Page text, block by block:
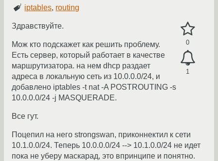
iptables, routing
0
1
Здравствуйте.
Мож кто подскажет как решить проблему.
Есть сервер, который работает в качестве
маршрутизатора. на нем dhcp раздает
адреса в локальную сеть из 10.0.0.0/24, и
добавлено iptables -t nat -A POSTROUTING -s
10.0.0.0/24 -j MASQUERADE.
Все гут.
Поцепил на него strongswan, приконнектил к сети
10.1.0.0/24. Теперь 10.0.0.0/24 --> 10.1.0.0/24 не идет
пока не уберу маскарад, это впринципе и понятно.